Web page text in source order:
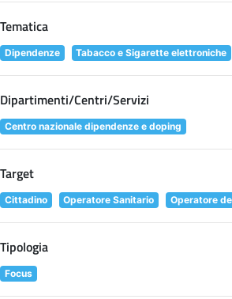
Tematica
Dipendenze Tabacco e Sigarette elettroniche
Dipartimenti/Centri/Servizi
Centro nazionale dipendenze e doping
Target
Cittadino Operatore Sanitario Operatore
Tipologia
Focus